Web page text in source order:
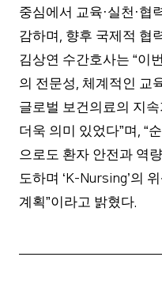
중심에서 교육·실천 ·협
감하며 , 향후 국제적 협
김상연 수간호사는 “이
의 전문성, 체계적인 교
글로벌 보건의료의 지
더욱 의미 있었다”며 , “
으로도 환자 안전과 역
도하며 ‘K-Nursing’의
계획”이라고 밝혔다.